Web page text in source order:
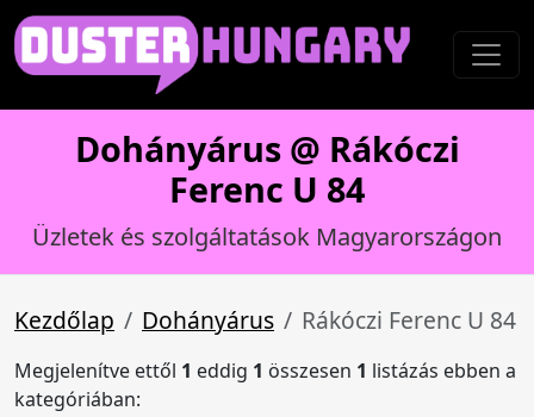
Dohányárus @ Rákóczi
Ferenc U 84
Üzletek és szolgáltatások Magyarországon
Kezdőlap Dohányárus Rákóczi Ferenc U 84
Megjelenítve ettől 1 eddig 1 összesen 1 listázás ebben a
kategóriában: